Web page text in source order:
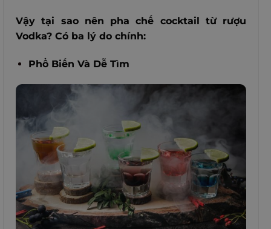
Vậy tại sao nên pha chế cocktail từ rượu
Vodka? Có ba lý do chính:
Phổ Biến Và Dễ Tìm